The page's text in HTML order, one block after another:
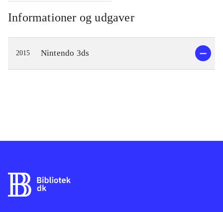
Informationer og udgaver
2015 Nintendo 3ds